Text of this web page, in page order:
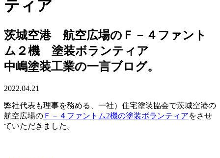
ティア
茨城空港 航空広場のＦ－４ファント
ム２機 塗装ボランティア
中嶋塗装工業の一言ブログ。
2022.04.21
弊社代表も理事を務める、一社）住宅塗装協会で茨城空港の
航空広場の Ｆ－４ファントム2機の塗装ボランティアをさせ
ていただきました。